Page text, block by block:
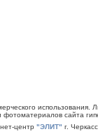
сайта
центр "ЭЛИТ" г.